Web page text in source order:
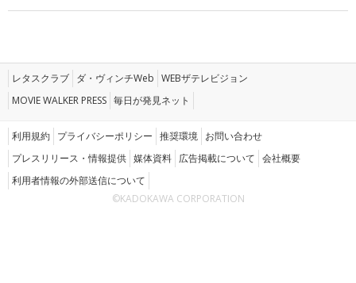
レタスクラブ ダ・ヴィンチWeb WEBザテレビジョン
MOVIE WALKER PRESS 毎日が発見ネット
利用規約 プライバシーポリシー 推奨環境 お問い合わせ
プレスリリース・情報提供 媒体資料 広告掲載について 会社概要
利用者情報の外部送信について
©KADOKAWA CORPORATION